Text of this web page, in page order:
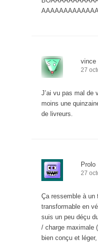
vince
27
J’ai vu pas mal de
moins une
de livreurs.
Prolo
27
Ça ressemble à un
transformable en
suis un peu déçu
/ charge maximale
bien conçu et